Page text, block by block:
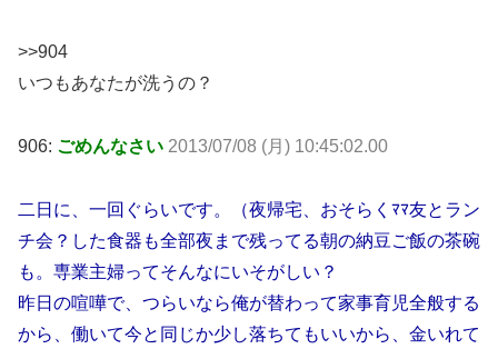
>>904
いつもあなたが洗うの？
906: ごめんなさい 2013/07/08 (月) 10:45:02.00
二日に、一回ぐらいです。（夜帰宅、おそらくﾏﾏ友とラン
チ会？した食器も全部夜まで残ってる朝の納豆ご飯の茶碗
も。専業主婦ってそんなにいそがしい？
昨日の喧嘩で、つらいなら俺が替わって家事育児全般する
から、働いて今と同じか少し落ちてもいいから、金いれて